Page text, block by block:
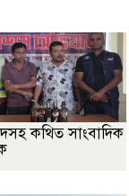
কথিত সাংবাদিক